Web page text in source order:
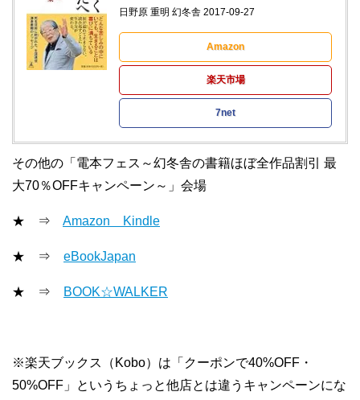
日野原 重明 幻冬舎 2017-09-27
Amazon
楽天市場
7net
その他の「電本フェス～幻冬舎の書籍ほぼ全作品割引 最
大70％OFFキャンペーン～」会場
★ ⇒ Amazon Kindle
★ ⇒ eBookJapan
★ ⇒ BOOK☆WALKER
※楽天ブックス（Kobo）は「クーポンで40%OFF・
50%OFF」というちょっと他店とは違うキャンペーンにな